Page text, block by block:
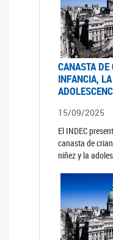
CANASTA
INFANCIA,
15/09/2025
El INDEC
canasta de
niñez y la